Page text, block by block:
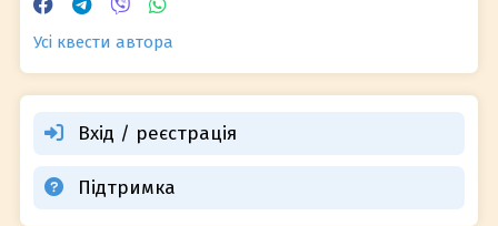
Усі квести автора
Вхід / реєстрація
Підтримка